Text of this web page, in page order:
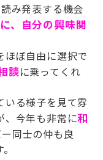
み発表する機会
、自分の興味関
ほぼ自由に選択で
談に乗ってくれ
いる様子を見て雰
、今年も非常に和
同士の仲も良